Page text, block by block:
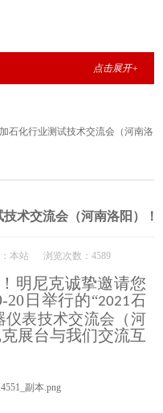
点击展开+
石化行业测试技术交流会（河南洛
术交流会（河南洛阳）！
本站 浏览次数：4589
！明尼克诚挚邀请您
-20 日 举行的“2021石
仪表技术交流会（河
展台与我们交流互